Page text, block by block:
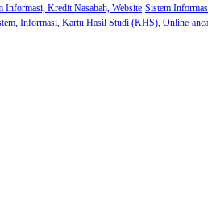
Informasi, Kredit Nasabah, Website Sistem
Informasi, Kartu Hasil Studi (KHS), Online